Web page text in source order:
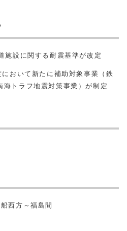
設に関する耐震基準が改定
おいて新たに補助対象事業（鉄
海トラフ地震対策事業）が制定
西方～福島間